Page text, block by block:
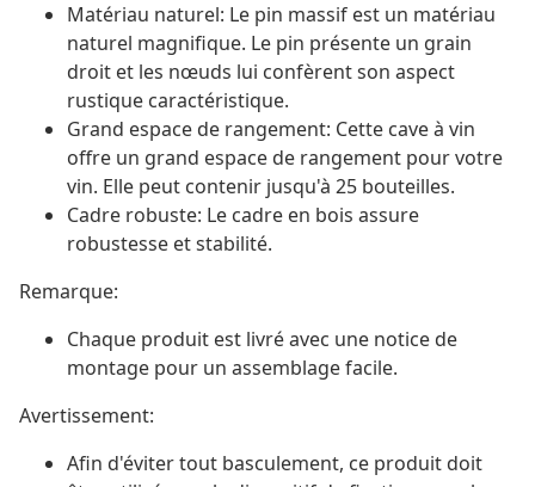
Matériau naturel: Le pin massif est un matériau
naturel magnifique. Le pin présente un grain
droit et les nœuds lui confèrent son aspect
rustique caractéristique.
Grand espace de rangement: Cette cave à vin
offre un grand espace de rangement pour votre
vin. Elle peut contenir jusqu'à 25 bouteilles.
Cadre robuste: Le cadre en bois assure
robustesse et stabilité.
Remarque:
Chaque produit est livré avec une notice de
montage pour un assemblage facile.
Avertissement:
Afin d'éviter tout basculement, ce produit doit